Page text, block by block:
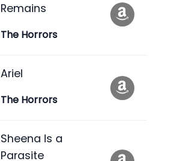
Remains
The Horrors
Ariel
The Horrors
Sheena Is a
Parasite